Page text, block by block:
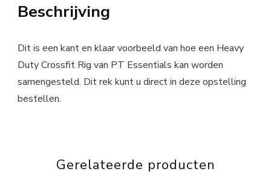
Beschrijving
Dit is een kant en klaar voorbeeld van hoe een Heavy
Duty Crossfit Rig van PT Essentials kan worden
samengesteld. Dit rek kunt u direct in deze opstelling
bestellen.
Gerelateerde producten